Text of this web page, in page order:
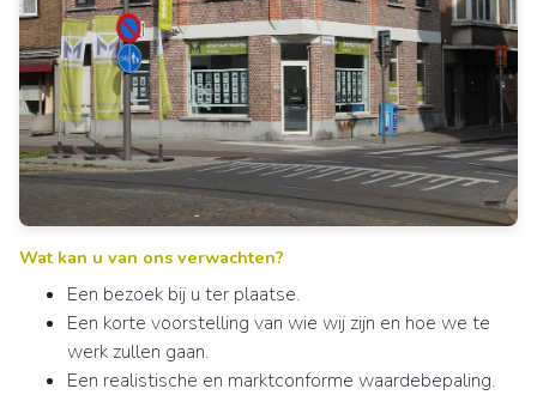
Wat kan u van ons verwachten?
Een bezoek bij u ter plaatse.
Een korte voorstelling van wie wij zijn en hoe we te
werk zullen gaan.
Een realistische en marktconforme waardebepaling.